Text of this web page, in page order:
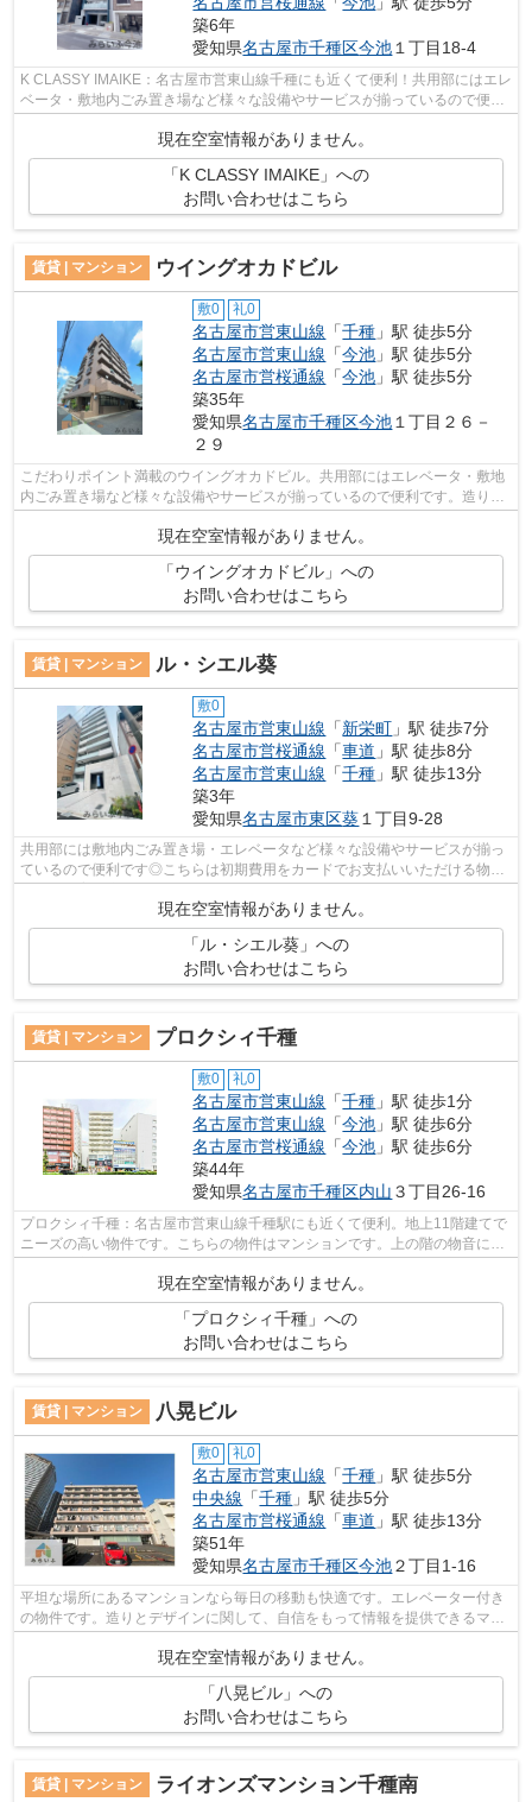
築6年
愛知県名古屋市千種区今池１丁目18-4
K CLASSY IMAIKE：名古屋市営東山線千種にも近くて便利！共用部にはエレ
ベータ・敷地内ごみ置き場など様々な設備やサービスが揃っているので便利
現在空室情報がありません。
「K CLASSY IMAIKE」への
お問い合わせはこちら
賃貸 | マンション ウイングオカドビル
敷0 礼0
名古屋市営東山線 「千種 」駅 徒歩5分
名古屋市営東山線 「今池 」駅 徒歩5分
名古屋市営桜通線 「今池 」駅 徒歩5分
築35年
愛知県名古屋市千種区今池 １丁目２６－
２９
こだわりポイント満載のウイングオカドビル。共用部にはエレベータ・敷地
内ごみ置き場など様々な設備やサービスが揃っているので便利です。造りと
デザインに関して、自信をもって情報...
現在空室情報がありません。
「ウイングオカドビル」への
お問い合わせはこちら
賃貸 | マンション ル・シエル葵
敷0
名古屋市営東山線 「新栄町 」駅 徒歩7分
名古屋市営桜通線 「車道 」駅 徒歩8分
名古屋市営東山線 「千種 」駅 徒歩13分
築3年
愛知県名古屋市東区葵 １丁目9-28
共用部には敷地内ごみ置き場・エレベータなど様々な設備やサービスが揃っ
ているので便利です◎こちらは初期費用をカードでお支払いいただける物件
現在空室情報がありません。
「ル・シエル葵」への
お問い合わせはこちら
賃貸 | マンション プロクシィ千種
敷0 礼0
名古屋市営東山線 「千種 」駅 徒歩1分
名古屋市営東山線 「今池 」駅 徒歩6分
名古屋市営桜通線 「今池 」駅 徒歩6分
築44年
愛知県名古屋市千種区内山 ３丁目26-16
プロクシィ千種：名古屋市営東山線千種駅にも近くて便利。地上11階建てで
ニーズの高い物件です。こちらの物件はマンションです。上の階の物音に悩
現在空室情報がありません。
「プロクシィ千種」への
お問い合わせはこちら
賃貸 | マンション 八晃ビル
敷0 礼0
名古屋市営東山線 「千種 」駅 徒歩5分
中央線 「千種 」駅 徒歩5分
名古屋市営桜通線 「車道 」駅 徒歩13分
築51年
愛知県名古屋市千種区今池２丁目1-16
平坦な場所にあるマンションなら毎日の移動も快適です。エレベーター付き
の物件です。造りとデザインに関して、自信をもって情報を提供できるマン
ションです。徒歩5分に駅がある物件で...
現在空室情報がありません。
「八晃ビル」への
お問い合わせはこちら
賃貸 | マンション ライオンズマンション千種南